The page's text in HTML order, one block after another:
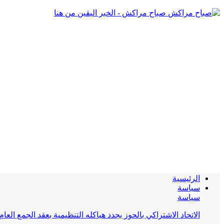
صباح مراكش - الخبر اليقين من هنا
الرئيسية
سياسة
سياسة
الاتحاد الاشتراكي بالحوز يجدد هياكله التنظيمية بعقد الجمع